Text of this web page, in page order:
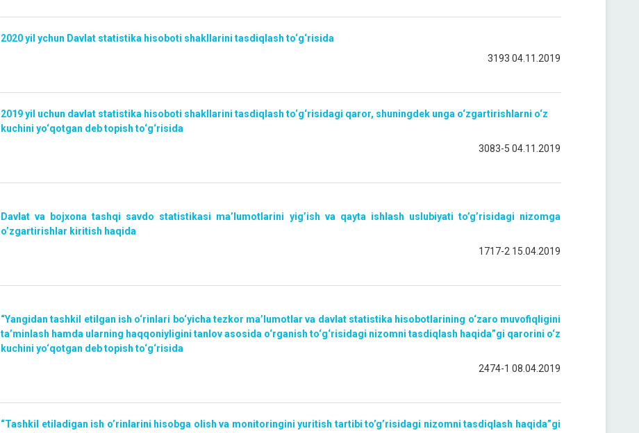
2020 yil ychun Davlat statistika hisoboti shakllarini tasdiqlash to‘g‘risida
3193 04.11.2019
2019 yil uchun davlat statistika hisoboti shakllarini tasdiqlash to‘g‘risidagi qaror, shuningdek unga o‘zgartirishlarni o‘z
kuchini yo‘qotgan deb topish to‘g‘risida
3083-5 04.11.2019
Davlat va bojxona tashqi savdo statistikasi ma’lumotlarini yig’ish va qayta ishlash uslubiyati to’g’risidagi nizomga
o’zgartirishlar kiritish haqida
1717-2 15.04.2019
“Yangidan tashkil etilgan ish o‘rinlari bo‘yicha tezkor ma’lumotlar va davlat statistika hisobotlarining o‘zaro muvofiqligini
ta’minlash hamda ularning haqqoniyligini tanlov asosida o‘rganish to‘g‘risidagi nizomni tasdiqlash haqida”gi qarorini o‘z
kuchini yo‘qotgan deb topish to‘g‘risida
2474-1 08.04.2019
“Tashkil etiladigan ish o’rinlarini hisobga olish va monitoringini yuritish tartibi to’g’risidagi nizomni tasdiqlash haqida”gi